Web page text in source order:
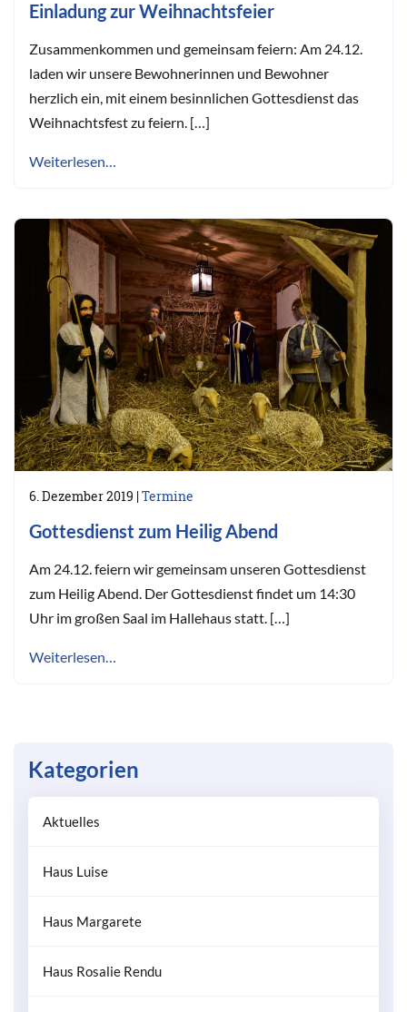
Einladung zur Weihnachtsfeier
Zusammenkommen und gemeinsam feiern: Am 24.12.
laden wir unsere Bewohnerinnen und Bewohner
herzlich ein, mit einem besinnlichen Gottesdienst das
Weihnachtsfest zu feiern. […]
Weiterlesen…
6. Dezember 2019 | Termine
Gottesdienst zum Heilig Abend
Am 24.12. feiern wir gemeinsam unseren Gottesdienst
zum Heilig Abend. Der Gottesdienst findet um 14:30
Uhr im großen Saal im Hallehaus statt. […]
Weiterlesen…
Kategorien
Aktuelles
Haus Luise
Haus Margarete
Haus Rosalie Rendu